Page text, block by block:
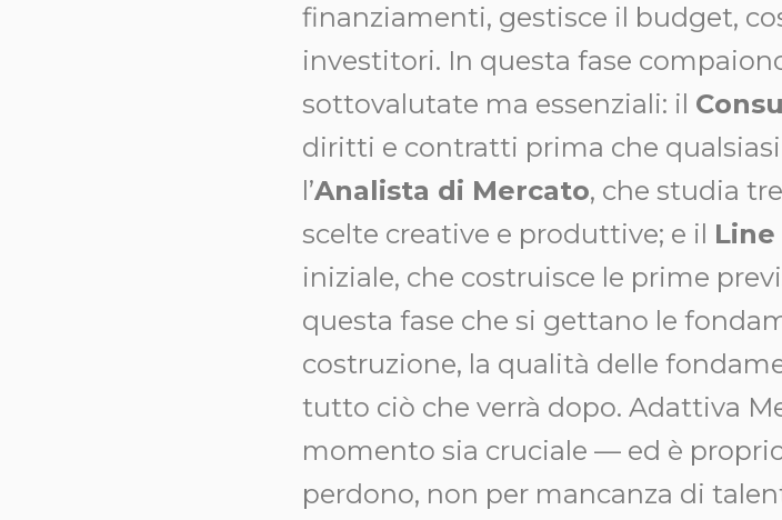
finanziamenti, gestisce il budget,
investitori. In questa fase
sottovalutate ma essenziali: il
diritti e contratti prima che
l’Analista di Mercato, che studia
scelte creative e produttive; e il
iniziale, che costruisce le prime
questa fase che si gettano le
costruzione, la qualità delle
tutto ciò che verrà dopo. Adattiva
momento sia cruciale — ed è
perdono, non per mancanza di